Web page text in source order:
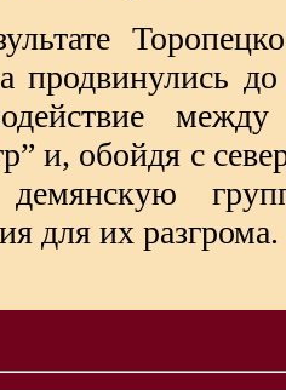
продвинулись
и, обойдя с
для их разгрома.